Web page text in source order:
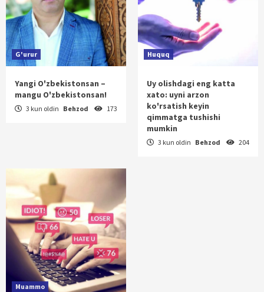
G'urur
Yangi O'zbekistonsan –
mangu O'zbekistonsan!
3 kun oldin Behzod 173
Huquq
Uy olishdagi eng katta
xato: uyni arzon
ko'rsatish keyin
qimmatga tushishi
mumkin
3 kun oldin Behzod 204
Muammo